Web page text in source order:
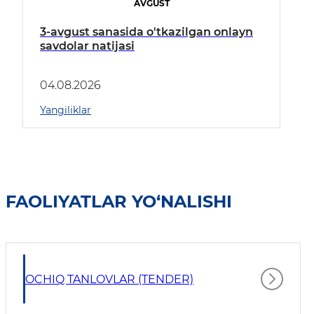
AVGUST
3-avgust sanasida o'tkazilgan onlayn
savdolar natijasi
04.08.2026
Yangiliklar
FAOLIYATLAR YO‘NALISHI
OCHIQ TANLOVLAR (TENDER)